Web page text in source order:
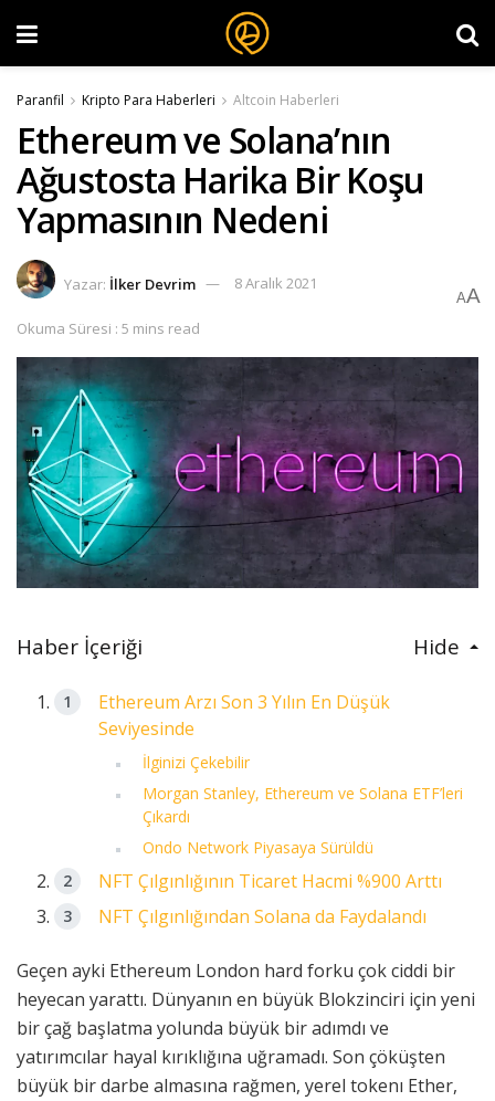
Paranfil Kripto Para Haberleri Altcoin Haberleri
Ethereum ve Solana’nın
Ağustosta Harika Bir Koşu
Yapmasının Nedeni
Yazar: İlker Devrim 8 Aralık 2021
Okuma Süresi : 5 mins read
AA
Haber İçeriği Hide
Ethereum Arzı Son 3 Yılın En Düşük
Seviyesinde
İlginizi Çekebilir
Morgan Stanley, Ethereum ve Solana ETF’leri
Çıkardı
Ondo Network Piyasaya Sürüldü
NFT Çılgınlığının Ticaret Hacmi %900 Arttı
NFT Çılgınlığından Solana da Faydalandı
Geçen ayki Ethereum London hard forku çok ciddi bir
heyecan yarattı. Dünyanın en büyük Blokzinciri için yeni
bir çağ başlatma yolunda büyük bir adımdı ve
yatırımcılar hayal kırıklığına uğramadı. Son çöküşten
büyük bir darbe almasına rağmen, yerel tokenı Ether,